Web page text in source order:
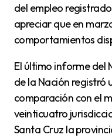
del empleo
apreciar que en
comportamientos
El último informe del Ministerio de Capital Humano
de la Nación registró
comparación con el
veinticuatro
Santa Cruz la